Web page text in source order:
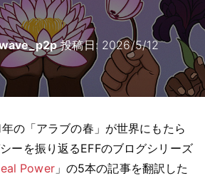
投稿日: 2026/5/12
の「アラブの春」が世界にもたら
ーを振り返るEFFのブログシリーズ
Power」の5本の記事を翻訳した